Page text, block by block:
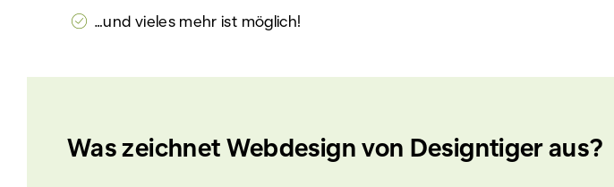
…und vieles mehr ist möglich!
Was zeichnet Webdesign von Designtiger aus?